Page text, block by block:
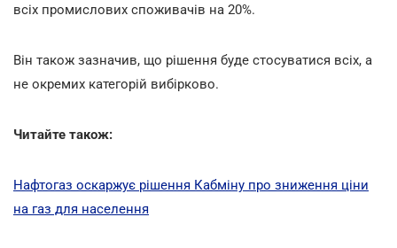
всіх промислових споживачів на 20%.
Він також зазначив, що рішення буде стосуватися всіх, а
не окремих категорій вибірково.
Читайте також:
Нафтогаз оскаржує рішення Кабміну про зниження ціни
на газ для населення